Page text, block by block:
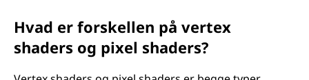
Hvad er forskellen på vertex
shaders og pixel shaders?